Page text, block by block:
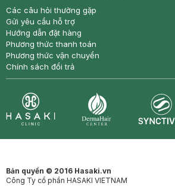
Các câu hỏi thường gặp
Gửi yêu cầu hỗ trợ
Hướng dẫn đặt hàng
Phương thức thanh toán
Phương thức vận chuyển
Chính sách đổi trả
Bản quyền © 2016 Hasaki.vn
Công Ty cổ phần HASAKI VIETNAM